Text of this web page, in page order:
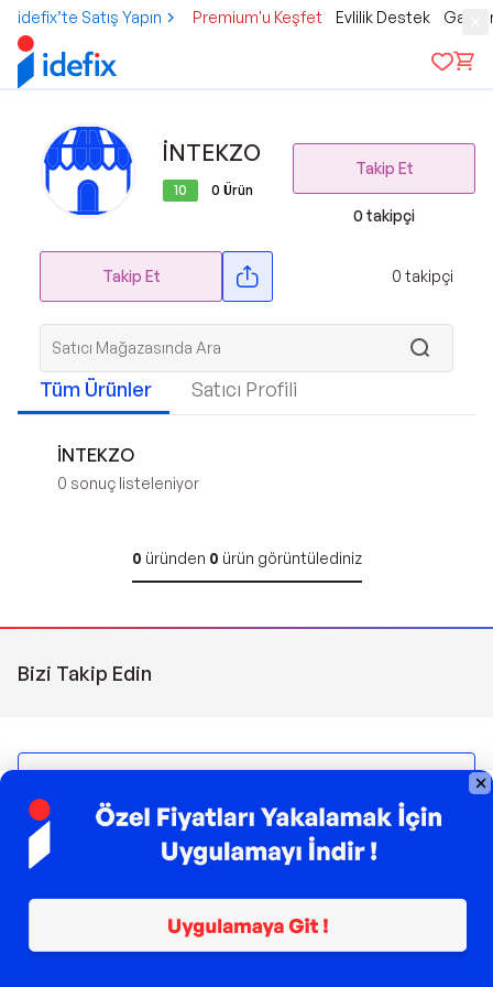
idefix’te Satış Yapın Premium'u Keşfet Evlilik Destek
İNTEKZO
10 0 Ürün
Takip Et
0 takipçi
Takip Et 0 takipçi
Tüm Ürünler Satıcı Profili
İNTEKZO
0 sonuç listeleniyor
0 üründen 0 ürün görüntülediniz
Bizi Takip Edin
(0850) 266 0606